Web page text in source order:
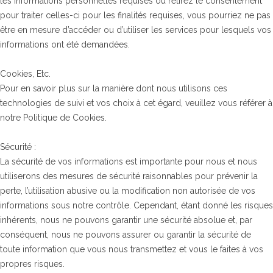
pour traiter celles-ci pour les finalités requises, vous pourriez ne pas
être en mesure d’accéder ou d’utiliser les services pour lesquels vos
informations ont été demandées.
Cookies, Etc.
Pour en savoir plus sur la manière dont nous utilisons ces
technologies de suivi et vos choix à cet égard, veuillez vous référer à
notre Politique de Cookies.
Sécurité :
La sécurité de vos informations est importante pour nous et nous
utiliserons des mesures de sécurité raisonnables pour prévenir la
perte, l’utilisation abusive ou la modification non autorisée de vos
informations sous notre contrôle. Cependant, étant donné les risques
inhérents, nous ne pouvons garantir une sécurité absolue et, par
conséquent, nous ne pouvons assurer ou garantir la sécurité de
toute information que vous nous transmettez et vous le faites à vos
propres risques.